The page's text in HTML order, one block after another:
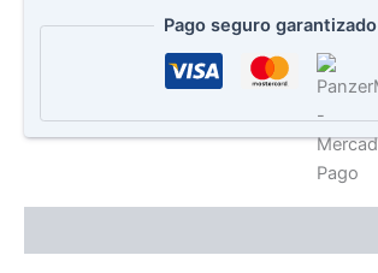
Pago seguro garantizado